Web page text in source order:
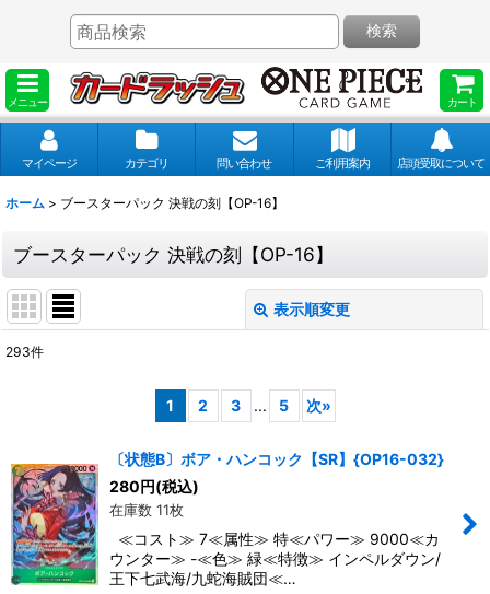
メニュー カート
検索
マイページ カテゴリ 問い合わせ ご利用案内 店頭受取について
ホーム > ブースターパック 決戦の刻【OP-16】
ブースターパック 決戦の刻【OP-16】
表示順変更
293件
1 2 3 ... 5 次»
〔状態B〕ボア・ハンコック【SR】{OP16-032}
280円(税込)
在庫数 11枚
≪コスト≫ 7≪属性≫ 特≪パワー≫ 9000≪カ
ウンター≫ -≪色≫ 緑≪特徴≫ インペルダウン/
王下七武海/九蛇海賊団≪…